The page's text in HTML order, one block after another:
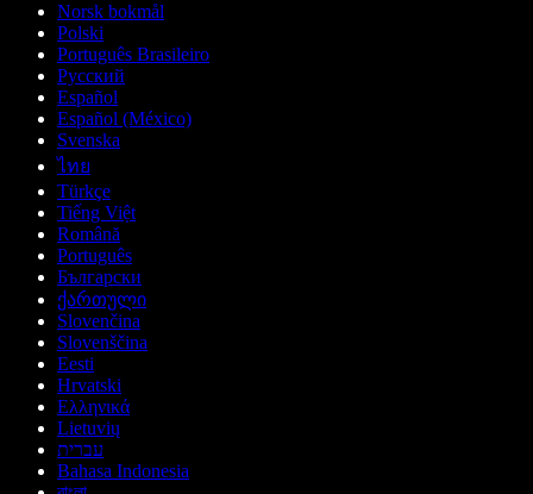
Norsk bokmål
Polski
Português Brasileiro
Русский
Español
Español (México)
Svenska
ไทย
Türkçe
Tiếng Việt
Română
Português
Български
ქართული
Slovenčina
Slovenščina
Eesti
Hrvatski
Ελληνικά
Lietuvių
עברית
Bahasa Indonesia